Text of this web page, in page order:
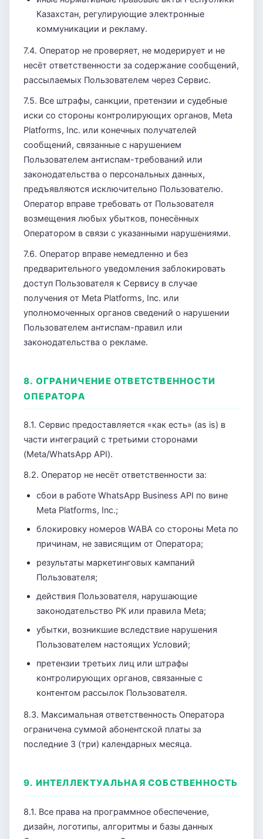
Казахстан, регулирующие электронные
коммуникации и рекламу.
7.4. Оператор не проверяет, не модерирует и не
несёт ответственности за содержание сообщений,
рассылаемых Пользователем через Сервис.
7.5. Все штрафы, санкции, претензии и судебные
иски со стороны контролирующих органов, Meta
Platforms, Inc. или конечных получателей
сообщений, связанные с нарушением
Пользователем антиспам-требований или
законодательства о персональных данных,
предъявляются исключительно Пользователю.
Оператор вправе требовать от Пользователя
возмещения любых убытков, понесённых
Оператором в связи с указанными нарушениями.
7.6. Оператор вправе немедленно и без
предварительного уведомления заблокировать
доступ Пользователя к Сервису в случае
получения от Meta Platforms, Inc. или
уполномоченных органов сведений о нарушении
Пользователем антиспам-правил или
законодательства о рекламе.
8. ОГРАНИЧЕНИЕ ОТВЕТСТВЕННОСТИ
ОПЕРАТОРА
8.1. Сервис предоставляется «как есть» (as is) в
части интеграций с третьими сторонами
(Meta/WhatsApp API).
8.2. Оператор не несёт ответственности за:
сбои в работе WhatsApp Business API по вине
Meta Platforms, Inc.;
блокировку номеров WABA со стороны Meta по
причинам, не зависящим от Оператора;
результаты маркетинговых кампаний
Пользователя;
действия Пользователя, нарушающие
законодательство РК или правила Meta;
убытки, возникшие вследствие нарушения
Пользователем настоящих Условий;
претензии третьих лиц или штрафы
контролирующих органов, связанные с
контентом рассылок Пользователя.
8.3. Максимальная ответственность Оператора
ограничена суммой абонентской платы за
последние 3 (три) календарных месяца.
9. ИНТЕЛЛЕКТУАЛЬНАЯ СОБСТВЕННОСТЬ
8.1. Все права на программное обеспечение,
дизайн, логотипы, алгоритмы и базы данных